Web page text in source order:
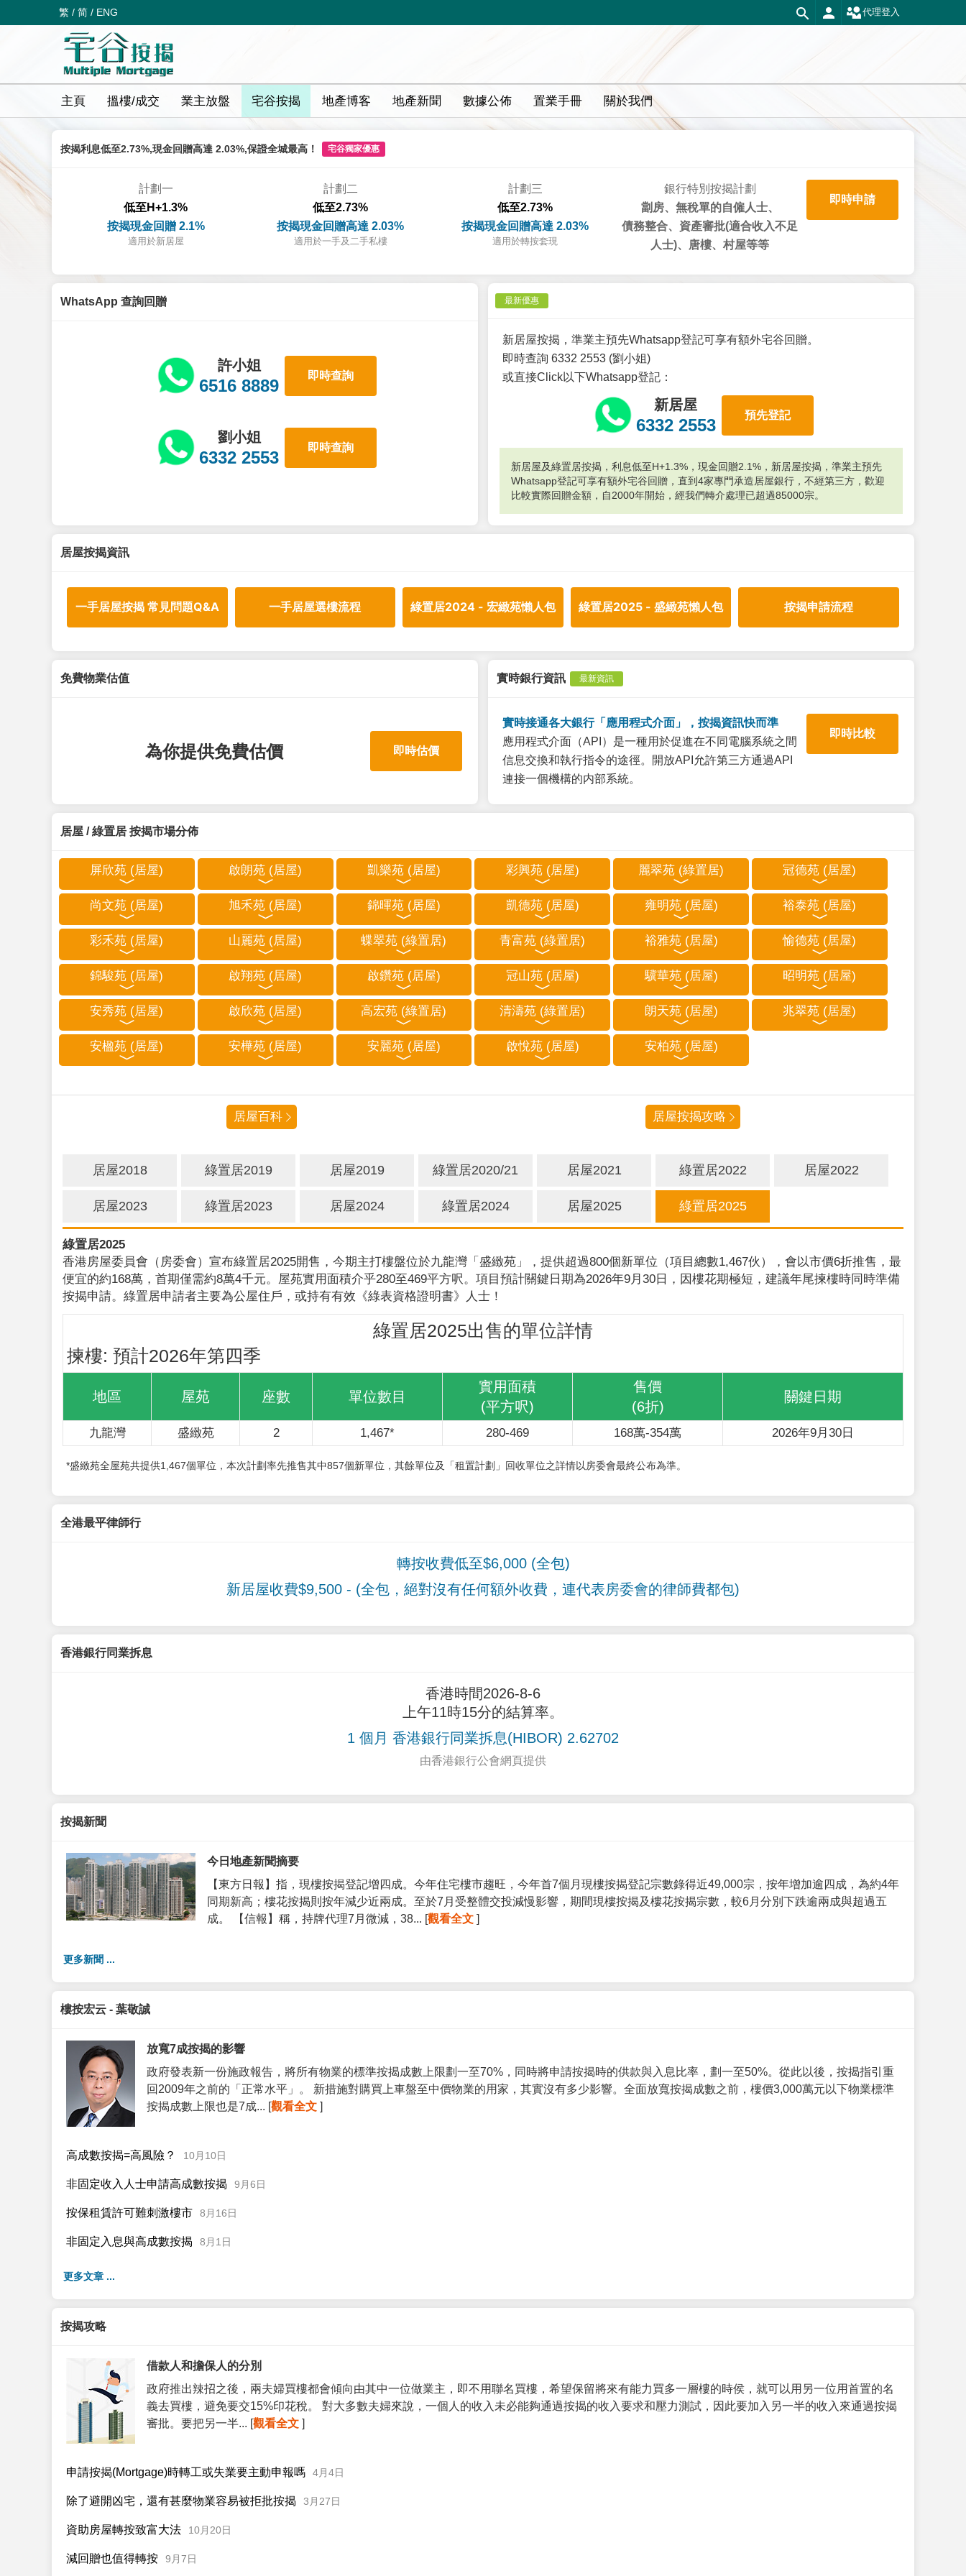
繁 / 简 / ENG 代理登入
主頁 搵樓/成交 業主放盤 宅谷按揭 地產博客 地產新聞 數據公佈 置業手冊 關於我們
按揭利息低至2.73%,現金回贈高達 2.03%,保證全城最高！ 宅谷獨家優惠
計劃一
低至H+1.3%
按揭現金回贈 2.1%
適用於新居屋
計劃二
低至2.73%
按揭現金回贈高達 2.03%
適用於一手及二手私樓
計劃三
低至2.73%
按揭現金回贈高達 2.03%
適用於轉按套現
銀行特別按揭計劃
劏房、無稅單的自僱人士、
債務整合、資產審批(適合收入不足
人士)、唐樓、村屋等等
即時申請
WhatsApp 查詢回贈
許小姐
6516 8889
即時查詢
劉小姐
6332 2553
即時查詢
最新優惠
新居屋按揭，準業主預先Whatsapp登記可享有額外宅谷回贈。
即時查詢 6332 2553 (劉小姐)
或直接Click以下Whatsapp登記：
新居屋
6332 2553
預先登記
新居屋及綠置居按揭，利息低至H+1.3%，現金回贈2.1%，新居屋按揭，準業主預先
Whatsapp登記可享有額外宅谷回贈，直到4家專門承造居屋銀行，不經第三方，歡迎
比較實際回贈金額，自2000年開始，經我們轉介處理已超過85000宗。
居屋按揭資訊
一手居屋按揭 常見問題Q&A 一手居屋選樓流程 綠置居2024 - 宏緻苑懶人包 綠置居2025 - 盛緻苑懶人包 按揭申請流程
免費物業估值
為你提供免費估價 即時估價
實時銀行資訊 最新資訊
實時接通各大銀行「應用程式介面」，按揭資訊快而準
應用程式介面（API）是一種用於促進在不同電腦系統之間
信息交換和執行指令的途徑。開放API允許第三方通過API
連接一個機構的内部系統。
即時比較
居屋 / 綠置居 按揭市場分佈
屏欣苑 (居屋) 啟朗苑 (居屋) 凱樂苑 (居屋) 彩興苑 (居屋) 麗翠苑 (綠置居) 冠德苑 (居屋)
尚文苑 (居屋) 旭禾苑 (居屋) 錦暉苑 (居屋) 凱德苑 (居屋) 雍明苑 (居屋) 裕泰苑 (居屋)
彩禾苑 (居屋) 山麗苑 (居屋) 蝶翠苑 (綠置居) 青富苑 (綠置居) 裕雅苑 (居屋) 愉德苑 (居屋)
錦駿苑 (居屋) 啟翔苑 (居屋) 啟鑽苑 (居屋) 冠山苑 (居屋) 驥華苑 (居屋) 昭明苑 (居屋)
安秀苑 (居屋) 啟欣苑 (居屋) 高宏苑 (綠置居) 清濤苑 (綠置居) 朗天苑 (居屋) 兆翠苑 (居屋)
安楹苑 (居屋) 安樺苑 (居屋) 安麗苑 (居屋) 啟悅苑 (居屋) 安柏苑 (居屋)
居屋百科 居屋按揭攻略
居屋2018 綠置居2019 居屋2019 綠置居2020/21 居屋2021 綠置居2022 居屋2022
居屋2023 綠置居2023 居屋2024 綠置居2024 居屋2025 綠置居2025
綠置居2025
香港房屋委員會（房委會）宣布綠置居2025開售，今期主打樓盤位於九龍灣「盛緻苑」，提供超過800個新單位（項目總數1,467伙），會以市價6折推售，最
便宜的約168萬，首期僅需約8萬4千元。屋苑實用面積介乎280至469平方呎。項目預計關鍵日期為2026年9月30日，因樓花期極短，建議年尾揀樓時同時準備
按揭申請。綠置居申請者主要為公屋住戶，或持有有效《綠表資格證明書》人士！
綠置居2025出售的單位詳情
揀樓: 預計2026年第四季
地區 屋苑 座數 單位數目
實用面積
(平方呎)
售價
(6折)
關鍵日期
九龍灣 盛緻苑 2 1,467* 280-469 168萬-354萬 2026年9月30日
*盛緻苑全屋苑共提供1,467個單位，本次計劃率先推售其中857個新單位，其餘單位及「租置計劃」回收單位之詳情以房委會最終公布為準。
全港最平律師行
轉按收費低至$6,000 (全包)
新居屋收費$9,500 - (全包，絕對沒有任何額外收費，連代表房委會的律師費都包)
香港銀行同業拆息
香港時間2026-8-6
上午11時15分的結算率。
1 個月 香港銀行同業拆息(HIBOR) 2.62702
由香港銀行公會網頁提供
按揭新聞
今日地產新聞摘要
【東方日報】指，現樓按揭登記增四成。今年住宅樓市趨旺，今年首7個月現樓按揭登記宗數錄得近49,000宗，按年增加逾四成，為約4年
同期新高；樓花按揭則按年減少近兩成。至於7月受整體交投減慢影響，期間現樓按揭及樓花按揭宗數，較6月分別下跌逾兩成與超過五
成。 【信報】稱，持牌代理7月微減，38... [觀看全文 ]
更多新聞 ...
樓按宏云 - 葉敬誠
放寬7成按揭的影響
政府發表新一份施政報告，將所有物業的標準按揭成數上限劃一至70%，同時將申請按揭時的供款與入息比率，劃一至50%。從此以後，按揭指引重
回2009年之前的「正常水平」。 新措施對購買上車盤至中價物業的用家，其實沒有多少影響。全面放寬按揭成數之前，樓價3,000萬元以下物業標準
按揭成數上限也是7成... [觀看全文 ]
高成數按揭=高風險？ 10月10日
非固定收入人士申請高成數按揭 9月6日
按保租賃許可難刺激樓市 8月16日
非固定入息與高成數按揭 8月1日
更多文章 ...
按揭攻略
借款人和擔保人的分別
政府推出辣招之後，兩夫婦買樓都會傾向由其中一位做業主，即不用聯名買樓，希望保留將來有能力買多一層樓的時侯，就可以用另一位用首置的名
義去買樓，避免要交15%印花稅。 對大多數夫婦來說，一個人的收入未必能夠通過按揭的收入要求和壓力測試，因此要加入另一半的收入來通過按揭
審批。要把另一半... [觀看全文 ]
申請按揭(Mortgage)時轉工或失業要主動申報嗎 4月4日
除了避開凶宅，還有甚麼物業容易被拒批按揭 3月27日
資助房屋轉按致富大法 10月20日
減回贈也值得轉按 9月7日